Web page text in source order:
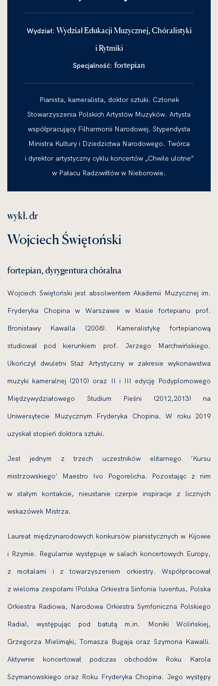
Wydział: Wydział Edukacji Muzycznej, Chóralistyki
i Rytmiki
Specjalność: fortepian
Pianista, kameralista, doktor sztuki. Członek
Stowarzyszenia Polskich Artystów Muzyków. Artysta
współpracujący Filharmonii Narodowej. Stypendysta
Ministra Kultury i Dziedzictwa Narodowego. Twórca
i dyrektor artystyczny cyklu koncertów „Chwile ulotne”
w Pałacu Radziwiłłów w Nieborowie.
wykł. dr
Wojciech Świętoński
fortepian, dyrygentura chóralna
Wojciech Świętoński jest absolwentem Akademii Muzycznej im.
Fryderyka Chopina w Warszawie w klasie fortepianu prof.
Bronisławy Kawalla (2008). Kameralistykę fortepianową
studiował pod kierunkiem prof. Jerzego Marchwińskiego.
Ukończył dwuletni Staż Artystyczny w zakresie wykonawstwa
muzyki kameralnej (2010) oraz II i III edycję Podyplomowego
Międzywydziałowego Studium Pieśni (2012,2013) na
Uniwersytecie Muzycznym Fryderyka Chopina. W roku 2019
uzyskał stopień doktora sztuki.
Jest jednym z trzech uczestników elitarnego ‘Kursu
mistrzowskiego’ Maestro Ivo Pogorelicha. Pozostając z nim
w stałym kontakcie, nieustanie czerpie inspiracje z licznych
wskazówek Mistrza.
Laureat międzynarodowych konkursów pianistycznych w Kijowie
i Rzymie. Regularnie występuje w salach koncertowych Europy,
z reci­talami i z towarzyszeniem orkiestry. Współpraco­wał
z wieloma zespołami (Polska Orkiestra Sinfo­nia Iuventus, Polska
Orkiestra Radiowa, Narodowa Orkiestra Symfoniczna Polskiego
Radia), występu­jąc pod batutą m.in. Moniki Wolińskiej,
Grzegorza Mielimąki, Tomasza Bugaja oraz Szymona Kawalli.
Aktywnie koncertował podczas obchodów Roku Karola
Szymanowskiego oraz Roku Fryderyka Cho­pina. Jego występy